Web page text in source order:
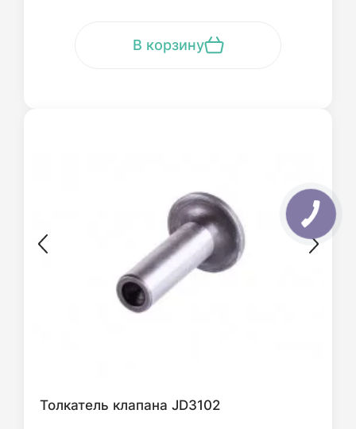
В корзину
Толкатель клапана JD3102